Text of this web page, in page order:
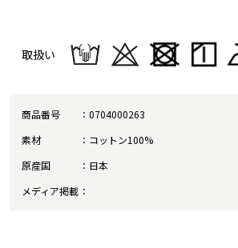
取扱い
商品番号
0704000263
素材
コットン100%
原産国
日本
メディア掲載